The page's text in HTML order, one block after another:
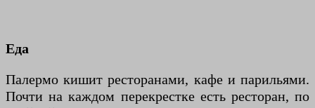
Еда
Палермо кишит ресторанами, кафе и парильями.
Почти на каждом перекрестке есть ресторан, по